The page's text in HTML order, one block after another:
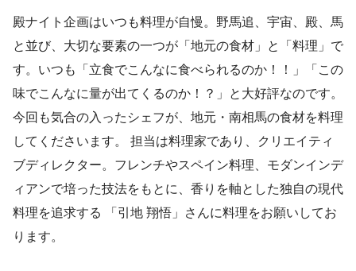
殿ナイト企画はいつも料理が自慢。野馬追、宇宙、殿、馬
と並び、大切な要素の一つが「地元の食材」と「料理」で
す。いつも「立食でこんなに食べられるのか！！」「この
味でこんなに量が出てくるのか！？」と大好評なのです。
今回も気合の入ったシェフが、地元・南相馬の食材を料理
してくださいます。 担当は料理家であり、クリエイティ
ブディレクター。フレンチやスペイン料理、モダンインデ
ィアンで培った技法をもとに、香りを軸とした独自の現代
料理を追求する 「引地 翔悟」さんに料理をお願いしてお
ります。